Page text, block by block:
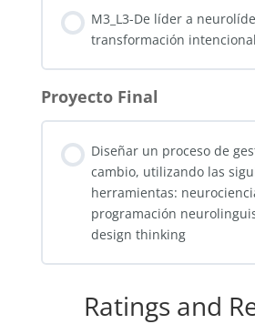
M3_L3-De líder a
transformación intencional
Proyecto Final
Diseñar un proceso de
cambio, utilizando las
herramientas:
programación
design thinking
Ratings and